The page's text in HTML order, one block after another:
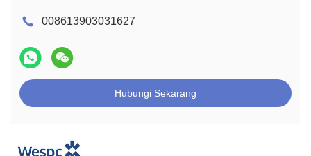
008613903031627
Hubungi Sekarang